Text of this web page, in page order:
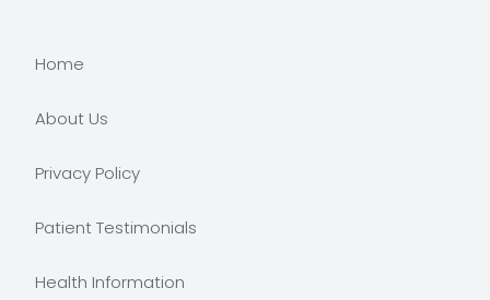
Home
About Us
Privacy Policy
Patient Testimonials
Health Information